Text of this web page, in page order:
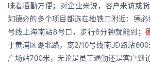
味着通勤方便；对企业来说，客户来访或
如德必的多个项目都选在地铁口附近：德
号线上海南站8号口，步行6分钟就能到；
于黄浦区湖北路，离2/10号线南JD路站
广场站700米，无论是员工通勤还是客户到